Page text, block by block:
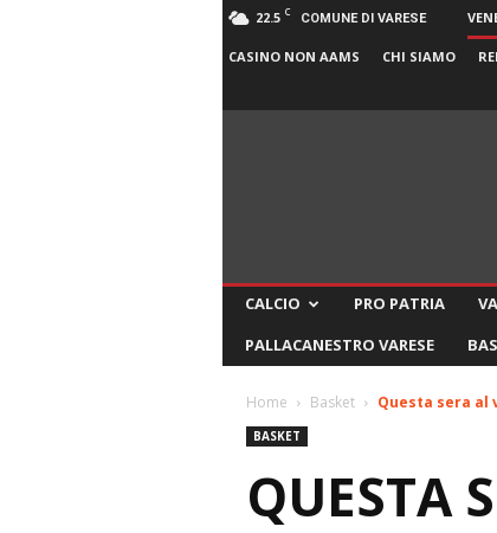
22.5 C COMUNE DI VARESE
CASINO NON AAMS CHI SIAMO
CALCIO PRO PATRIA
PALLACANESTRO VARESE
Home Basket Questa sera al
BASKET
QUESTA